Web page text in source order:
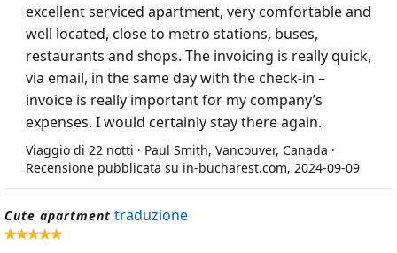
excellent serviced apartment, very comfortable and
well located, close to metro stations, buses,
restaurants and shops. The invoicing is really quick,
via email, in the same day with the check-in –
invoice is really important for my company’s
expenses. I would certainly stay there again.
Viaggio di 22 notti · Paul Smith, Vancouver, Canada ·
Recensione pubblicata su in-bucharest.com, 2024-09-09
Cute apartment traduzione